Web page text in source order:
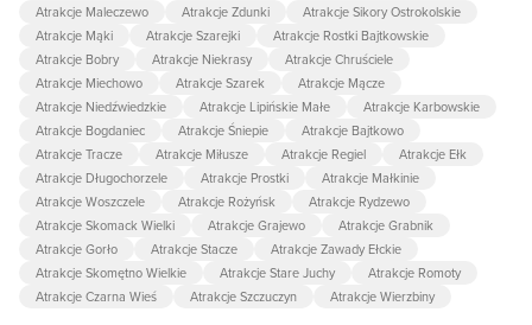
Atrakcje Maleczewo Atrakcje Zdunki
Atrakcje Sikory Ostrokolskie
Atrakcje Mąki
Atrakcje Szarejki
Atrakcje Rostki Bajtkowskie
Atrakcje Bobry
Atrakcje Niekrasy
Atrakcje Chruściele
Atrakcje Miechowo
Atrakcje Szarek
Atrakcje Mącze
Atrakcje Niedźwiedzkie
Atrakcje Lipińskie Małe
Atrakcje Karbowskie
Atrakcje Bogdaniec
Atrakcje Śniepie
Atrakcje Bajtkowo
Atrakcje Tracze
Atrakcje Miłusze Atrakcje Regiel
Atrakcje Ełk
Atrakcje Długochorzele
Atrakcje Prostki
Atrakcje Małkinie
Atrakcje Woszczele
Atrakcje Rożyńsk
Atrakcje Rydzewo
Atrakcje Skomack Wielki
Atrakcje Grajewo
Atrakcje Grabnik
Atrakcje Gorło
Atrakcje Stacze
Atrakcje Zawady Ełckie
Atrakcje Skomętno Wielkie
Atrakcje Stare Juchy
Atrakcje Romoty
Atrakcje Czarna Wieś
Atrakcje Szczuczyn Atrakcje Wierzbiny